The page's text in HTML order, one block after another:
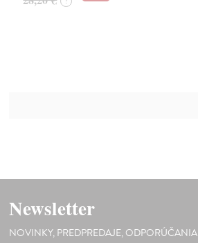
Newsletter
NOVINKY, PREDPREDAJE, ODPORÚČANIA